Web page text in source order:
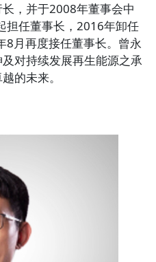
，并于2008年董事会中
担任董事长，2016年卸任
8月再度接任董事长。曾永
对持续发展再生能源之承
的未来。